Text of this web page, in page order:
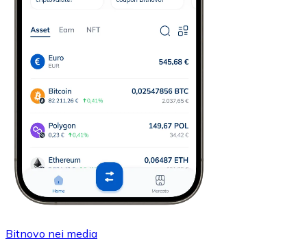
Bitnovo nei media